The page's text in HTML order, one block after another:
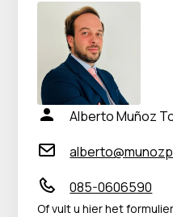
Alberto Muñoz
085-0606590
Of vult u hier het